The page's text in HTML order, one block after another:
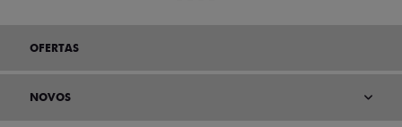
OFERTAS
NOVOS